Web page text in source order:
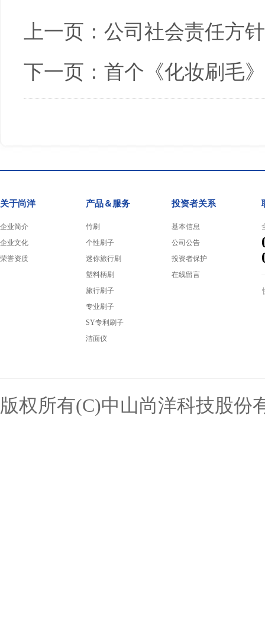
上一页： 公司社会责任方针
下一页： 首个《化妆刷毛
关于尚洋
企业简介
企业文化
荣誉资质
产品＆服务
竹刷
个性刷子
迷你旅行刷
塑料柄刷
旅行刷子
专业刷子
SY专利刷子
洁面仪
投资者关系
基本信息
公司公告
投资者保护
在线留言
版权所有(C)中山尚洋科技股